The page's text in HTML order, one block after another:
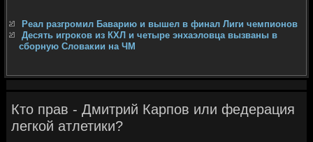
Реал разгромил Баварию и вышел в финал Лиги чемпионов
Десять игроков из КХЛ и четыре энхаэловца вызваны в
сборную Словакии на ЧМ
Кто прав - Дмитрий Карпов или федерация
легкой атлетики?